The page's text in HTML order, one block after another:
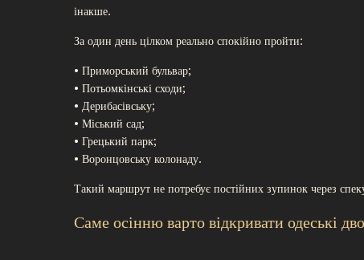
інакше.
За один день цілком реально спокійно пройти:
• Приморський бульвар;
• Потьомкінські сходи;
• Дерибасівську;
• Міський сад;
• Грецький парк;
• Воронцовську колонаду.
Такий маршрут не потребує постійних зупинок через
Саме осінню варто відкривати одеські